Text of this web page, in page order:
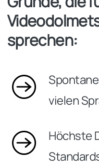
sprechen:
vielen
Höchste